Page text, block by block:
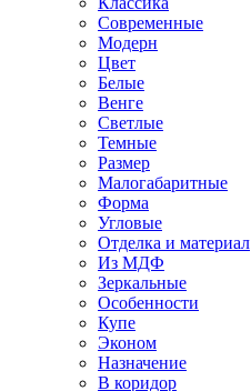
Современные
Модерн
Цвет
Белые
Венге
Светлые
Темные
Размер
Малогабаритные
Форма
Угловые
Отделка и материал
Из МДФ
Зеркальные
Особенности
Купе
Эконом
Назначение
В коридор